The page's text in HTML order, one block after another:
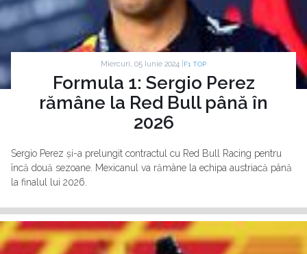
Miercuri, 05 Iunie 2024 | F1 TOP
Formula 1: Sergio Perez
rămâne la Red Bull până în
2026
Sergio Perez și-a prelungit contractul cu Red Bull Racing pentru
încă două sezoane. Mexicanul va rămâne la echipa austriacă până
la finalul lui 2026.